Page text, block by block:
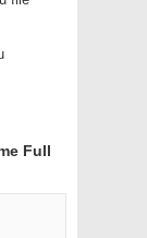
Full